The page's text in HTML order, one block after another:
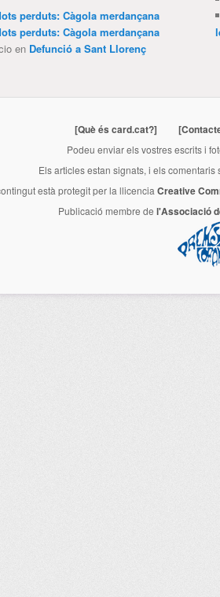
perduts: Càgola merdançana
perduts: Càgola merdançana
en Defunció a Sant Llorenç
[Què és card.cat?]
Podeu enviar els vostres escrits i
Els articles estan signats, i els
està protegit per la llicencia Creative
Publicació membre de l'Associació